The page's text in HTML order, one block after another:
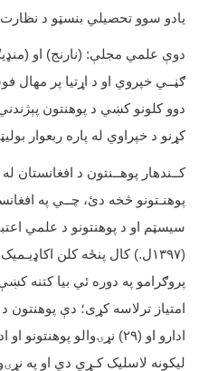
يادو سوو تحصیلي بنسټو د
دوې علمي مجلې: (نارنج) او
ګڼــي خپروي او د اړتيا پر مهال
دوو کلونو کښي د پوهنتون
کړنو د خپراوي له پاره ربعوار
کــندهار پوهــنتون د افغانستان
پوهنـتونو څخه دئ، چــي په
سيسټم او د پوهنتونو د علمي
(۱۳۹۷ل.) کال پنځه کلن
پروګرامو په دوره ئي بيا کتنه
امتياز ترلاسه کړی؛ دې پوهنتون
ادارو او (۲۹)
نړۍوالو پوهنتونو
ليکونه لاسلیک کـړي دي او په